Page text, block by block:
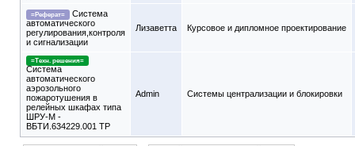
=Реферат=
Система
автоматического
регулирования,контроля
и сигнализации
Лизаветта Курсовое и дипломное проектирование
=Техн. решения=
Система
автоматического
аэрозольного
пожаротушения в
релейных шкафах типа
ШРУ-М -
ВБТИ.634229.001 ТР
Admin Системы централизации и блокировки